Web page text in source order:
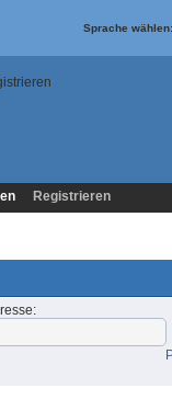
Sprache
Registrieren
: